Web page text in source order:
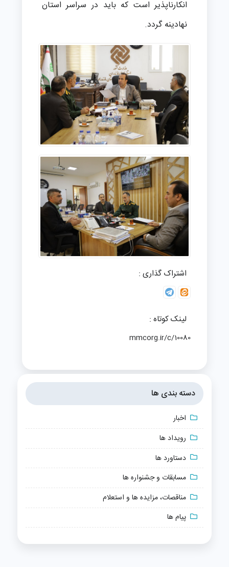
انکارناپذیر است که باید در سراسر استان
نهادینه گردد.
اشتراک گذاری :
لینک کوتاه :
mmcorg.ir/c/10080
دسته بندی ها
اخبار
رویداد ها
دستاورد ها
مسابقات و جشنواره ها
مناقصات، مزایده ها و استعلام
پیام ها